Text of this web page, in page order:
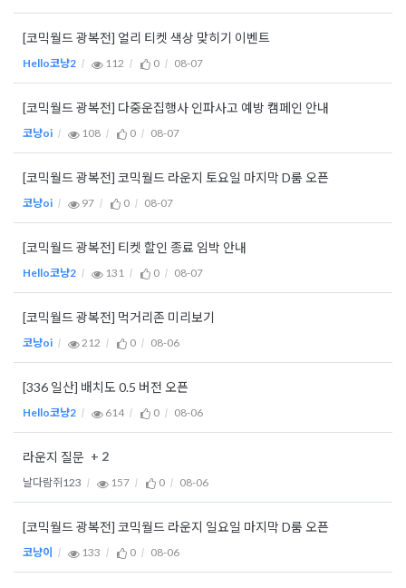
[코믹월드 광복전] 얼리 티켓 색상 맞히기 이벤트
Hello코냥2 112 0 08-07
[코믹월드 광복전] 다중운집행사 인파사고 예방 캠페인 안내
코냥oi 108 0 08-07
[코믹월드 광복전] 코믹월드 라운지 토요일 마지막 D룸 오픈
코냥oi 97 0 08-07
[코믹월드 광복전] 티켓 할인 종료 임박 안내
Hello코냥2 131 0 08-07
[코믹월드 광복전] 먹거리존 미리보기
코냥oi 212 0 08-06
[336 일산] 배치도 0.5 버전 오픈
Hello코냥2 614 0 08-06
라운지 질문 + 2
날다람쥐123 157 0 08-06
[코믹월드 광복전] 코믹월드 라운지 일요일 마지막 D룸 오픈
코냥이 133 0 08-06